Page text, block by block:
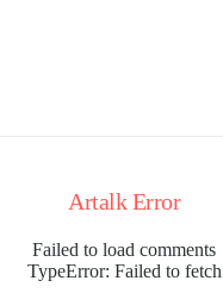
Artalk Error
Failed to load comments
TypeError: Failed to fetch